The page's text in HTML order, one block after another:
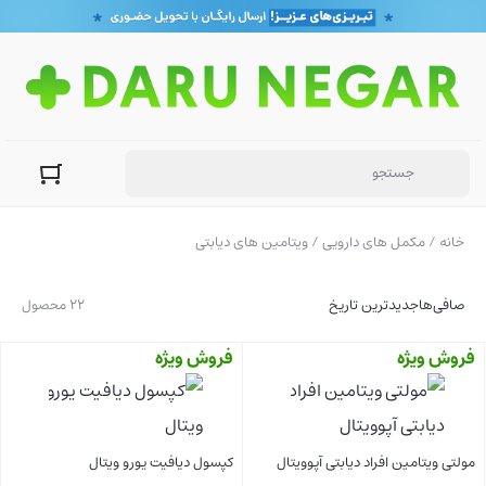
خانه /مکمل های دارویی/ ویتامین های دیابتی
22 محصول صافی‌هاجدیدترین تاریخ
فروش ویژه
مولتی ویتامین افراد دیابتی آپوویتال
فروش ویژه
کپسول دیافیت یورو ویتال